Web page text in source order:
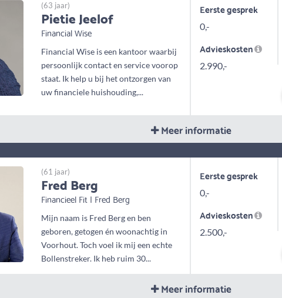
(63 jaar)
Pietie Jeelof
Financial Wise
Financial Wise is een kantoor waarbij
persoonlijk contact en service voorop
staat. Ik help u bij het ontzorgen van
uw financiele huishouding,...
Eerste gesprek
0,-
Advieskosten
2.990,-
Meer informatie
(61 jaar)
Fred Berg
Financieel Fit | Fred Berg
Mijn naam is Fred Berg en ben
geboren, getogen én woonachtig in
Voorhout. Toch voel ik mij een echte
Bollenstreker. Ik heb ruim 30...
Eerste gesprek
0,-
Advieskosten
2.500,-
Meer informatie